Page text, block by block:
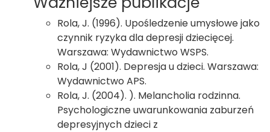
Rola, J. (1996). Upośledzenie umysłowe jako
czynnik ryzyka dla depresji dziecięcej.
Warszawa: Wydawnictwo WSPS.
Rola, J (2001). Depresja u dzieci. Warszawa:
Wydawnictwo APS.
Rola, J. (2004). ). Melancholia rodzinna.
Psychologiczne uwarunkowania zaburzeń
depresyjnych dzieci z